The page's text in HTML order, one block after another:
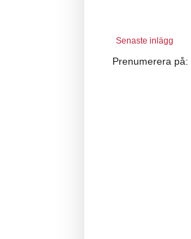
Senaste inlägg
Prenumerera på: